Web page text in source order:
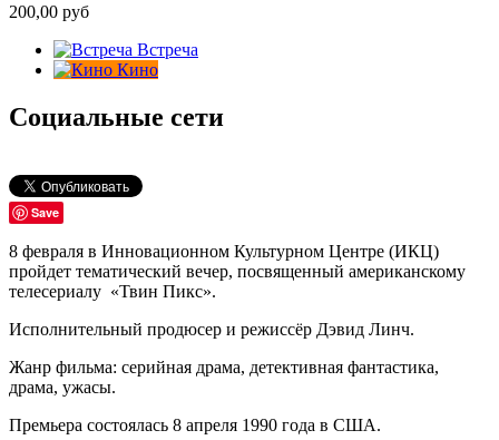
200,00 руб
Встреча
Кино
Социальные сети
Save
8 февраля в Инновационном Культурном Центре (ИКЦ)
пройдет тематический вечер, посвященный американскому
телесериалу «Твин Пикс».
Исполнительный продюсер и режиссёр Дэвид Линч.
Жанр фильма: серийная драма, детективная фантастика,
драма, ужасы.
Премьера состоялась 8 апреля 1990 года в США.